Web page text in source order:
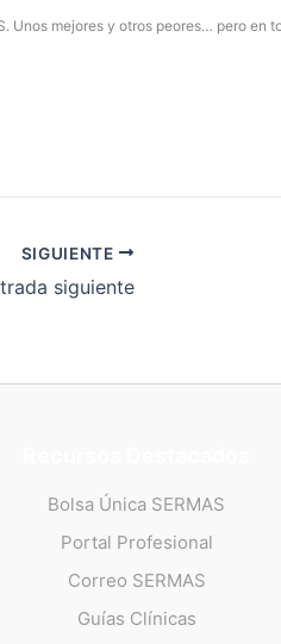
Unos mejores y otros peores… pero
SIGUIENTE
siguiente
Bolsa Única SERMAS
Portal Profesional
Correo SERMAS
Guías Clínicas